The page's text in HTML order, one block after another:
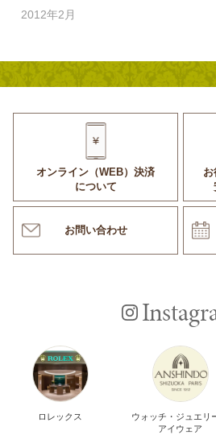
2012年2月
オンライン（WEB）決済
について
お
お問い合わせ
ロレックス
ウォッチ・ジュエリ
アイウェア